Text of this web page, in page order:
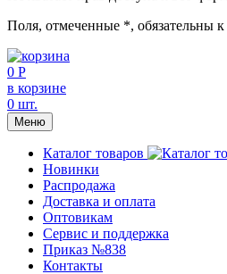
Поля, отмеченные *, обязательны
0 Р
в корзине
0 шт.
Меню
Каталог товаров
Новинки
Распродажа
Доставка и оплата
Оптовикам
Сервис и поддержка
Приказ №838
Контакты